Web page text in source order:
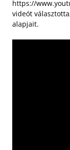
https://
videót
alapjait.